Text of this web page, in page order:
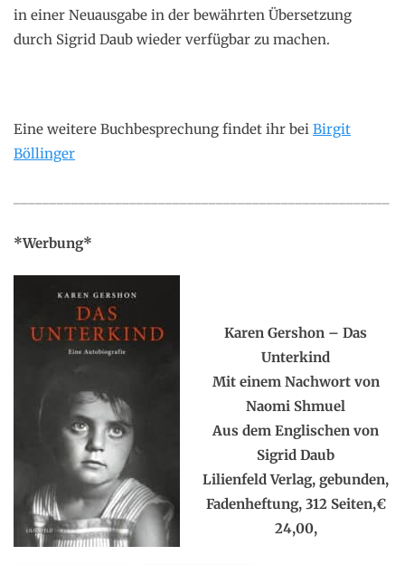
in einer Neuausgabe in der bewährten Übersetzung
durch Sigrid Daub wieder verfügbar zu machen.
Eine weitere Buchbesprechung findet ihr bei Birgit
Böllinger
*Werbung*
Karen Gershon – Das
Unterkind
Mit einem Nachwort von
Naomi Shmuel
Aus dem Englischen von
Sigrid Daub
Lilienfeld Verlag, gebunden,
Fadenheftung, 312 Seiten,€
24,00,